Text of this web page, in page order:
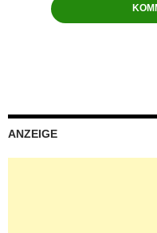
ANZEIGE